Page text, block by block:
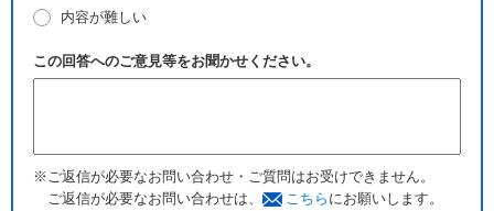
内容が難しい
この回答へのご意見等をお聞かせください。
※ご返信が必要なお問い合わせ・ご質問はお受けできません。
ご返信が必要なお問い合わせは、
こちら にお願いします。